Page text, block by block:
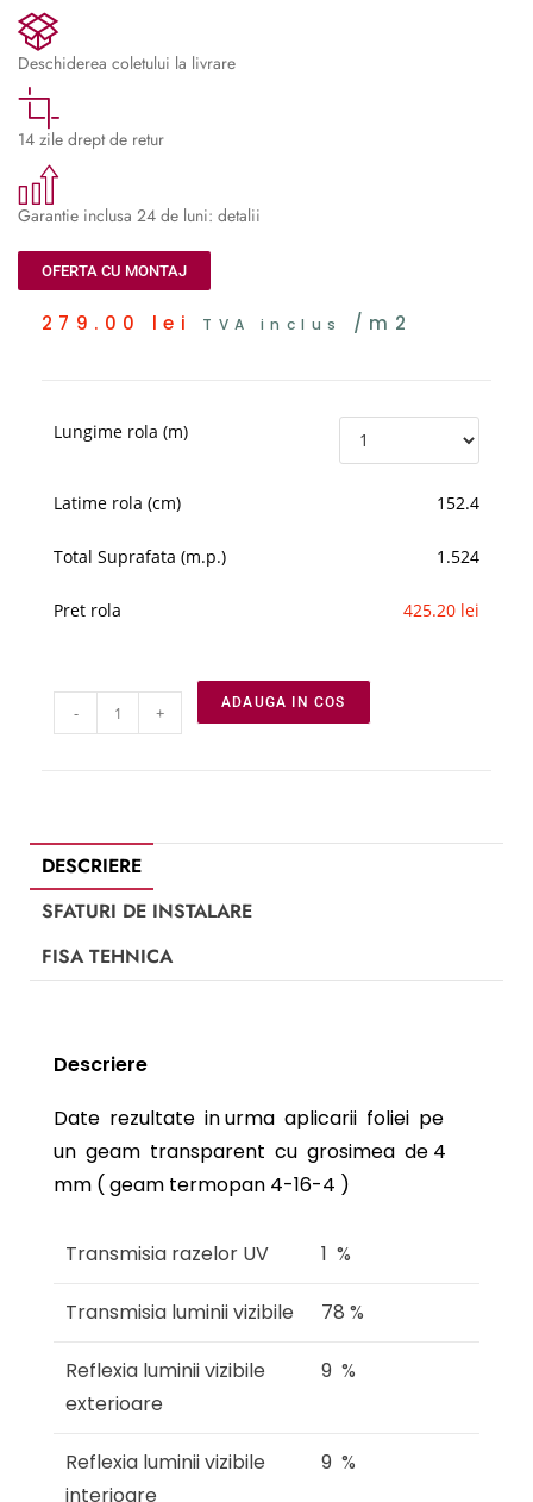
Deschiderea coletului la livrare
14 zile drept de retur
Garantie inclusa 24 de luni: detalii
OFERTA CU MONTAJ
279.00 lei TVA inclus /m2
Lungime rola (m)
Latime rola (cm) 152.4
Total Suprafata (m.p.) 1.524
Pret rola 425.20 lei
- + ADAUGA IN COS
DESCRIERE
SFATURI DE INSTALARE
FISA TEHNICA
Descriere
Date rezultate in urma aplicarii foliei pe
un geam transparent cu grosimea de 4
mm ( geam termopan 4-16-4 )
Transmisia razelor UV 1 %
Transmisia luminii vizibile 78 %
Reflexia luminii vizibile
exterioare
9 %
Reflexia luminii vizibile
interioare
9 %